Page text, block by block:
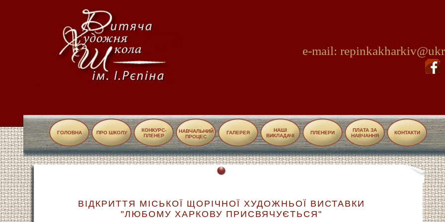
e-mail:
ГОЛОВНА ПРО ШКОЛУ
КОНКУРС-
ПЛЕНЕР
НАВЧАЛЬНИЙ
ПРОЦЕС
ГАЛЕРЕЯ
НАШІ
ВИКЛАДАЧІ
ПЛЕНЕРИ
ПЛАТА ЗА
НАВЧАННЯ
КОНТАКТИ
ВІДКРИТТЯ МІСЬКОЇ ЩОРІЧНОЇ ХУДОЖНЬОЇ ВИСТАВКИ
"ЛЮБОМУ ХАРКОВУ ПРИСВЯЧУЄТЬСЯ"